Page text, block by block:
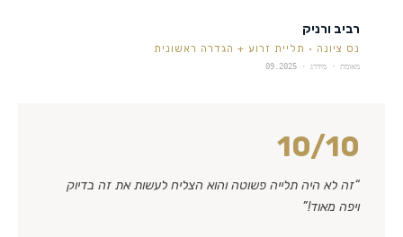
רביב ורניק
נס ציונה · תליית זרוע + הגדרה ראשונית
מאומת · מידרג · 09.2025
10/10
“זה לא היה תלייה פשוטה והוא הצליח לעשות את זה בדיוק
ויפה מאוד!”